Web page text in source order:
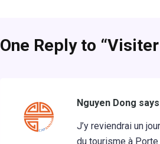
One Reply to
Nguyen Dong
J’y reviendrai un
du tourisme à